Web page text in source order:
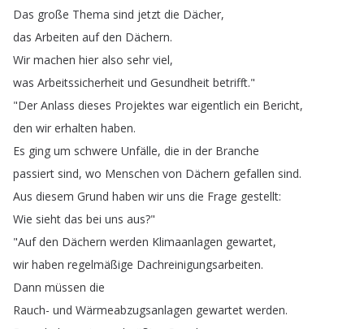
Das große Thema sind jetzt die Dächer,
das Arbeiten auf den Dächern.
Wir machen hier also sehr viel,
was Arbeitssicherheit und Gesundheit betrifft."
"Der Anlass dieses Projektes war eigentlich ein Bericht,
den wir erhalten haben.
Es ging um schwere Unfälle, die in der Branche
passiert sind, wo Menschen von Dächern gefallen sind.
Aus diesem Grund haben wir uns die Frage gestellt:
Wie sieht das bei uns aus?"
"Auf den Dächern werden Klimaanlagen gewartet,
wir haben regelmäßige Dachreinigungsarbeiten.
Dann müssen die
Rauch- und Wärmeabzugsanlagen gewartet werden.